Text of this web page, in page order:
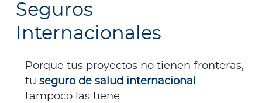
Red de Salud
Contáctanos
Seguros
Internacionales
Porque tus proyectos no tienen fronteras,
tu seguro de salud internacional
tampoco las tiene.